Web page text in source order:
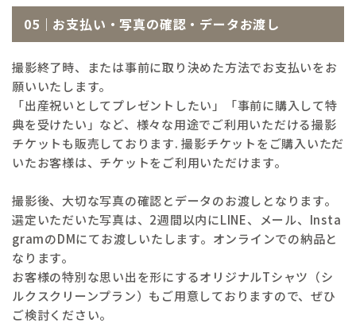
05｜お支払い・写真の確認・データお渡し
撮影終了時、または事前に取り決めた方法でお支払いをお
願いいたします。
「出産祝いとしてプレゼントしたい」「事前に購入して特
典を受けたい」など、様々な用途でご利用いただける撮影
チケットも販売しております. 撮影チケットをご購入いただ
いたお客様は、チケットをご利用いただけます。
撮影後、大切な写真の確認とデータのお渡しとなります。
選定いただいた写真は、2週間以内にLINE、メール、Insta
gramのDMにてお渡しいたします。オンラインでの納品と
なります。
お客様の特別な思い出を形にするオリジナルTシャツ（シ
ルクスクリーンプラン）もご用意しておりますので、ぜひ
ご検討ください。